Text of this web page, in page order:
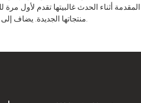
أثناء الحدث غالبيتها تقدم لأول
منتجاتها الجديدة. يضاف إلى ذلك تنوع الشركات المشاركة من حيث السلع والخدمات بحيث توفر اكبر قدر من متطلبات العميلات في موقع واحد وبخدمات ميسرة.